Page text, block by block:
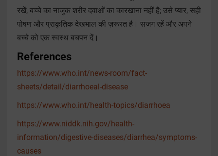
रखें, बच्चे का नाजुक शरीर दवाओं का कारखाना नहीं है; उसे प्यार, सही
पोषण और प्राकृतिक देखभाल की ज़रूरत है। सजग रहें और अपने
बच्चे को एक स्वस्थ बचपन दें।
References
https://www.who.int/news-room/fact-
sheets/detail/diarrhoeal-disease
https://www.who.int/health-topics/diarrhoea
https://www.niddk.nih.gov/health-
information/digestive-diseases/diarrhea/symptoms-
causes